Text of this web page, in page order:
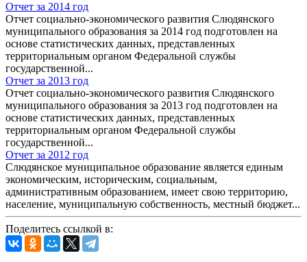
Отчет за 2014 год
Отчет социально-экономического развития Слюдянского
муниципального образования за 2014 год подготовлен на
основе статистических данных, представленных
территориальным органом Федеральной службы
государственной...
Отчет за 2013 год
Отчет социально-экономического развития Слюдянского
муниципального образования за 2013 год подготовлен на
основе статистических данных, представленных
территориальным органом Федеральной службы
государственной...
Отчет за 2012 год
Слюдянское муниципальное образование является единым
экономическим, историческим, социальным,
административным образованием, имеет свою территорию,
население, муниципальную собственность, местный бюджет...
Поделитесь ссылкой в: